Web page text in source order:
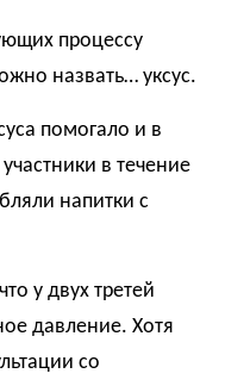
процессу
назвать… уксус.
помогало и в
в течение
напитки с
у двух третей
давление. Хотя
со